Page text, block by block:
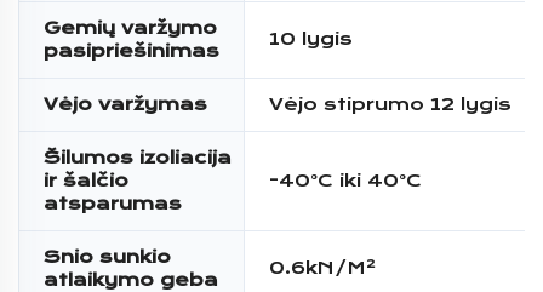
Gemių varžymo
pasipriešinimas
10 lygis
Vėjo varžymas Vėjo stiprumo 12 lygis
Šilumos izoliacija
ir šalčio
atsparumas
-40°C iki 40°C
Snio sunkio
atlaikymo geba
0.6kN/M²